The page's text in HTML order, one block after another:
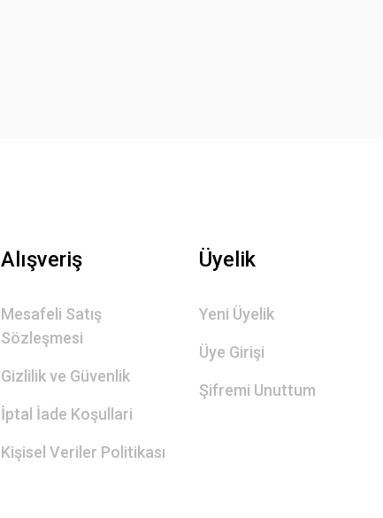
Alışveriş
Mesafeli Satış
Sözleşmesi
Gizlilik ve Güvenlik
İptal İade Koşullari
Kişisel Veriler Politikası
Üyelik
Yeni Üyelik
Üye Girişi
Şifremi Unuttum